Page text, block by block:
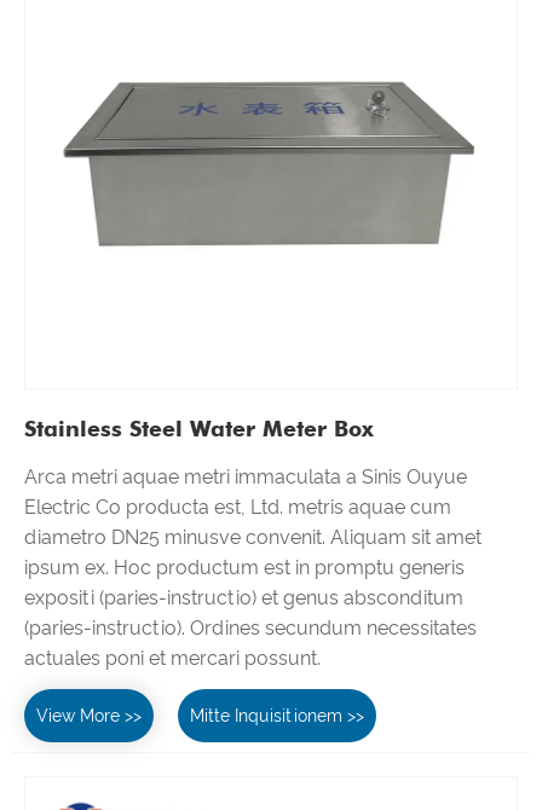
Stainless Steel Water Meter Box
Arca metri aquae metri immaculata a Sinis Ouyue
Electric Co producta est, Ltd. metris aquae cum
diametro DN25 minusve convenit. Aliquam sit amet
ipsum ex. Hoc productum est in promptu generis
expositi (paries-instructio) et genus absconditum
(paries-instructio). Ordines secundum necessitates
actuales poni et mercari possunt.
View More >> Mitte Inquisitionem >>